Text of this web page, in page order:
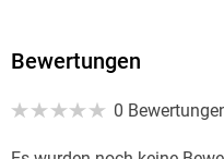
Ken's first major success
for Best Novel from the
Bewertungen
0